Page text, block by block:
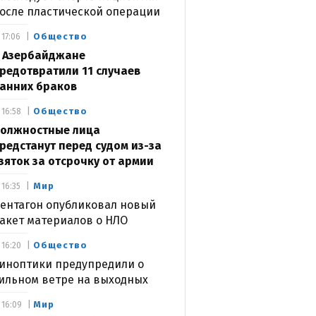
пластической операции
Общество
Азербайджане
11 случаев
браков
17:06
Общество
лица
перед судом из-за
за отсрочку от армии
16:58
Мир
опубликовал новый
материалов о НЛО
16:35
Общество
предупредили о
ветре на выходных
16:20
Мир
16:09